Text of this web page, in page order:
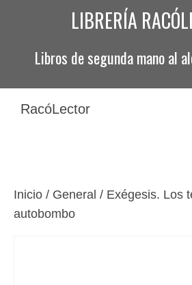
LIBRERÍA
Libros de segunda mano al
RacóLector
Inicio / General / Exégesis. Los
autobombo